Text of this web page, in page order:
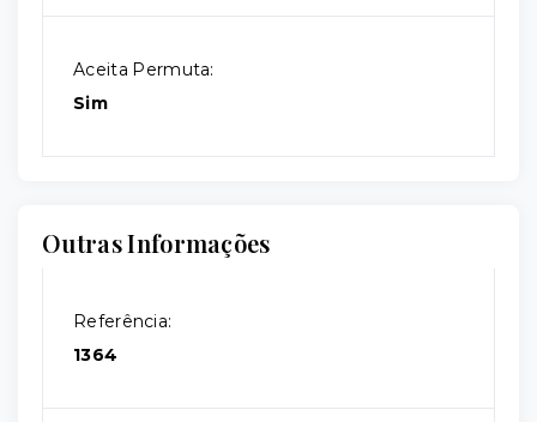
Aceita Permuta:
Sim
Outras Informações
Referência:
1364